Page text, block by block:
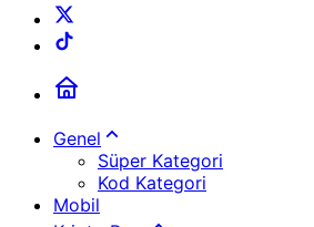
Genel
Süper Kategori
Kod Kategori
Mobil